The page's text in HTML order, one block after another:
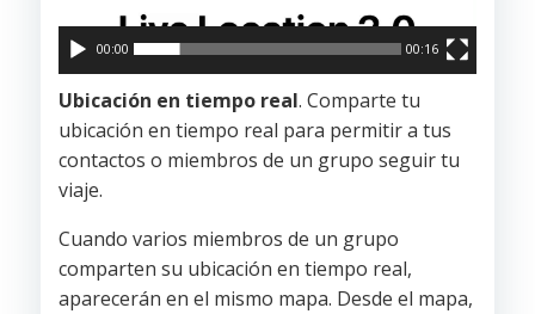
00:00 00:16
Ubicación en tiempo real. Comparte tu
ubicación en tiempo real para permitir a tus
contactos o miembros de un grupo seguir tu
viaje.
Cuando varios miembros de un grupo
comparten su ubicación en tiempo real,
aparecerán en el mismo mapa. Desde el mapa,